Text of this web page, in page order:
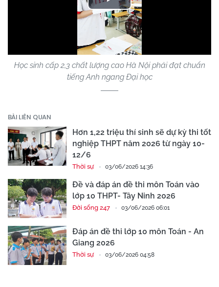
Play
Video
Học sinh cấp 2,3 chất lượng cao Hà Nội phải đạt chuẩn
tiếng Anh ngang Đại học
BÀI LIÊN QUAN
Hơn 1,22 triệu thí sinh sẽ dự kỳ thi tốt
nghiệp THPT năm 2026 từ ngày 10-
12/6
Thời sự 03/06/2026 14:36
Đề và đáp án đề thi môn Toán vào
lớp 10 THPT- Tây Ninh 2026
Đời sống 247 03/06/2026 06:01
Đáp án đề thi lớp 10 môn Toán - An
Giang 2026
Thời sự 03/06/2026 04:58